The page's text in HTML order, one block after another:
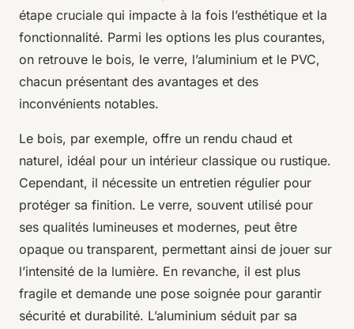
étape cruciale qui impacte à la fois l’esthétique et la
fonctionnalité. Parmi les options les plus courantes,
on retrouve le bois, le verre, l’aluminium et le PVC,
chacun présentant des avantages et des
inconvénients notables.
Le bois, par exemple, offre un rendu chaud et
naturel, idéal pour un intérieur classique ou rustique.
Cependant, il nécessite un entretien régulier pour
protéger sa finition. Le verre, souvent utilisé pour
ses qualités lumineuses et modernes, peut être
opaque ou transparent, permettant ainsi de jouer sur
l’intensité de la lumière. En revanche, il est plus
fragile et demande une pose soignée pour garantir
sécurité et durabilité. L’aluminium séduit par sa